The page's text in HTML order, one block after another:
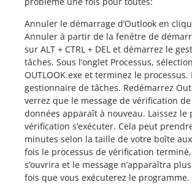
Annuler le démarrage d’Outlook en
Annuler à partir de la fenêtre de
sur ALT + CTRL + DEL et démarrez le
tâches. Sous l’onglet Processus,
OUTLOOK.exe et terminez le processus.
gestionnaire de tâches. Redémarrez
verrez que le message de vérification
données apparaît à nouveau. Laissez le
vérification s’exécuter. Cela peut
minutes selon la taille de votre boîte
fois le processus de vérification
s’ouvrira et le message n’apparaîtra
fois que vous exécuterez le programme.